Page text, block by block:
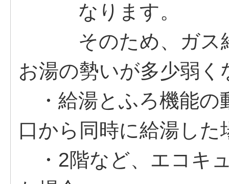
なります。
そのため、ガス給
お湯の勢いが多少弱
・給湯とふろ機能の
口から同時に給湯した
・2階など、エコキ